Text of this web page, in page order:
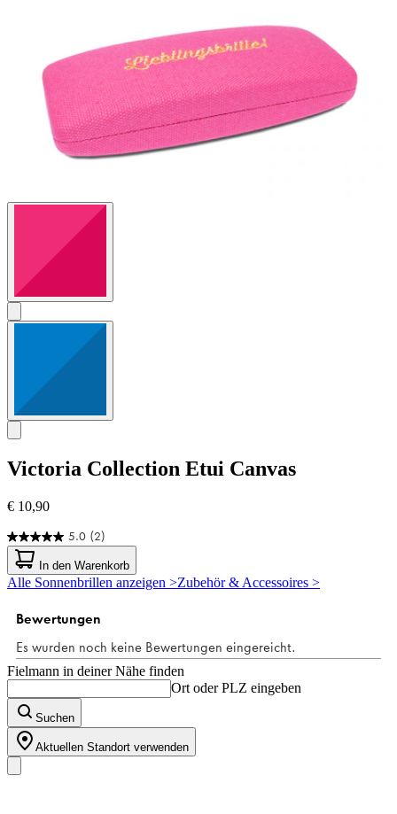
Victoria Collection Etui Canvas
€ 10,90
5.0 (2)
5.0
von
5
Sternen.
Bewertungen
In den Warenkorb
Alle Sonnenbrillen anzeigen >Zubehör & Accessoires >
Fielmann in deiner Nähe finden
Ort oder PLZ eingeben
Suchen
Aktuellen Standort verwenden